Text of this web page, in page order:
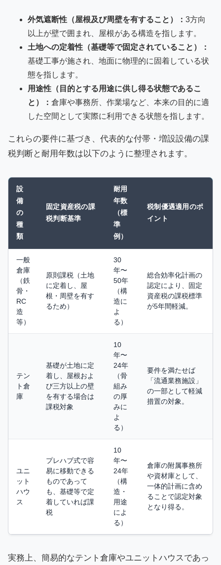
外気遮断性（屋根及び周壁を有すること）： 3方向
以上が壁で囲まれ、屋根がある構造を指します。
土地への定着性（基礎等で固定されていること）：
基礎工事が施され、地面に物理的に固着している状
態を指します。
用途性（目的とする用途に供し得る状態であるこ
と）： 倉庫や事務所、作業場など、本来の目的に適
した空間として実際に利用できる状態を指します。
これらの要件に基づき、代表的な付帯・増設設備の課
税判断と耐用年数は以下のように整理されます。
設
備
の
種
類
固定資産税の課
税判断基準
耐用
年数
（標
準
例）
税制優遇適用のポ
イント
一般
倉庫
（鉄
骨・
RC
造
等）
原則課税（土地
に定着し、屋
根・周壁を有す
るため）
30
年〜
50年
（構
造に
よ
る）
総合効率化計画の
認定により、固定
資産税の課税標準
が5年間軽減。
テン
ト倉
庫
基礎が土地に定
着し、屋根およ
び三方以上の壁
を有する場合は
課税対象
10
年〜
24年
（骨
組み
の厚
みに
よ
る）
要件を満たせば
「流通業務施設」
の一部として軽減
措置の対象。
ユニ
ット
ハウ
ス
プレハブ式で容
易に移動できる
ものであって
も、基礎等で定
着していれば課
税
10
年〜
24年
（構
造・
用途
によ
る）
倉庫の附属事務所
や資材庫として、
一体的計画に含め
ることで認定対象
となり得る。
実務上、簡易的なテント倉庫やユニットハウスであっ